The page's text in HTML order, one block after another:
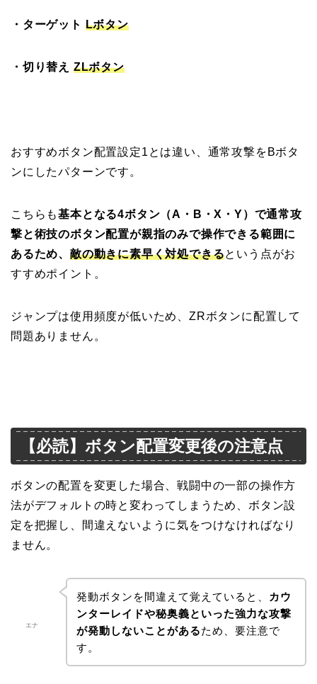
・ターゲット Lボタン
・切り替え ZLボタン
おすすめボタン配置設定1とは違い、通常攻撃をBボタ
ンにしたパターンです。
こちらも基本となる4ボタン（A・B・X・Y）で通常攻
撃と術技のボタン配置が親指のみで操作できる範囲に
あるため、 敵の動きに素早く対処できるという点がお
すすめポイント。
ジャンプは使用頻度が低いため、ZRボタンに配置して
問題ありません。
【必読】ボタン配置変更後の注意点
ボタンの配置を変更した場合、戦闘中の一部の操作方
法がデフォルトの時と変わってしまうため、ボタン設
定を把握し、間違えないように気をつけなければなり
ません。
エナ
発動ボタンを間違えて覚えていると、
カウ
ンターレイドや秘奥義といった強力な攻撃
が発動しないことがあるため、要注意で
す。